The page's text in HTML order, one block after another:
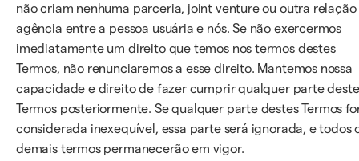
não criam nenhuma parceria, joint venture ou outra relação
agência entre a pessoa usuária e nós. Se não exercermos
imediatamente um direito que temos nos termos destes
Termos, não renunciaremos a esse direito. Mantemos nossa
capacidade e direito de fazer cumprir qualquer parte
Termos posteriormente. Se qualquer parte destes Termos
considerada inexequível, essa parte será ignorada, e todos
demais termos permanecerão em vigor.